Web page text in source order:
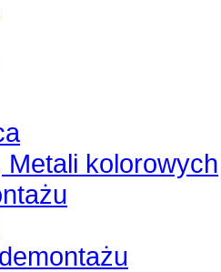
Metali kolorowych